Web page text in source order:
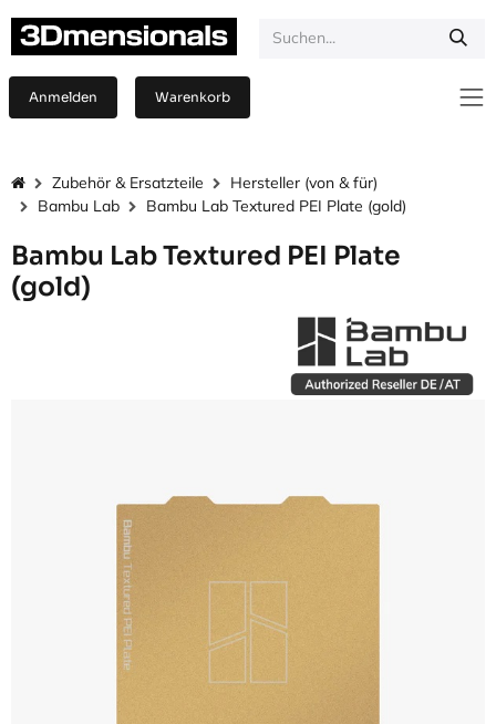
Anmelden Warenkorb
Zubehör & Ersatzteile
Hersteller (von & für)
Bambu Lab
Bambu Lab Textured PEI Plate (gold)
Bambu Lab Textured PEI Plate
(gold)